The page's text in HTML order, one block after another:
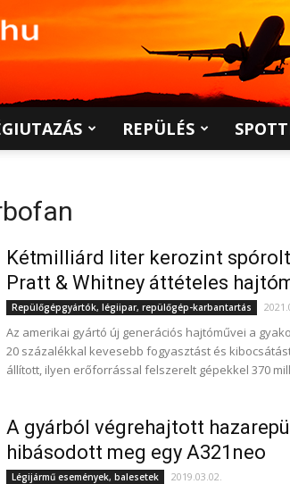
REPÜLÉS
Kétmilliárd liter kerozint
Pratt & Whitney áttételes
Repülőgépgyártók, légiipar, repülőgép-karbantartás
Az amerikai gyártó új generációs hajtóművei a
20 százalékkal kevesebb fogyasztást és
állított, ilyen erőforrással felszerelt gépekkel 370
A gyárból végrehajtott
hibásodott meg egy A321neo
Légijármű események, balesetek 2019.03.02.